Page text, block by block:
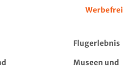
Werbefrei
Flugerlebnis
Museen und